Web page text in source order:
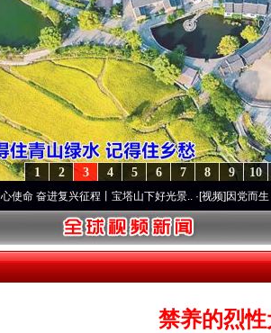
10
9
8
7
6
5
4
3
2
1
复兴征程丨宝塔山下好光景..·[视频]因党而生 为党而战
禁养的烈